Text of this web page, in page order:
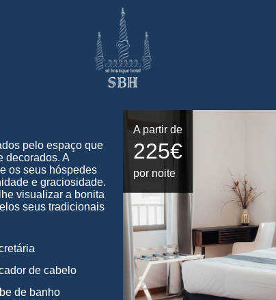
A partir de
225€
por noite
pelo espaço que
decorados. A
os seus hóspedes
e graciosidade.
visualizar a bonita
seus tradicionais
de cabelo
de banho